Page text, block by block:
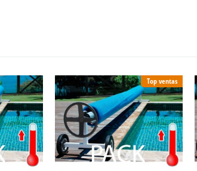
Top ventas